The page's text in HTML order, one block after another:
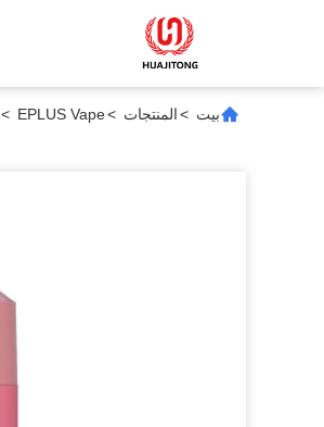
بيت >المنتجات >
EPLUS Vape
>